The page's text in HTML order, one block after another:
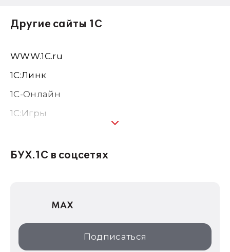
Другие сайты 1С
WWW.1С.ru
1С:Линк
1С-Онлайн
1C:Игры
1С:Консалтинг
1С:Дистрибьюция
1С:Образование
ИТС.1C.ru
БУХ.1С в соцсетях
MAX
Подписаться